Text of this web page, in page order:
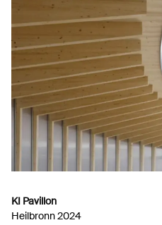
KI Pavillon
Heilbronn 2024